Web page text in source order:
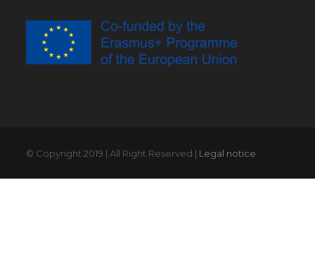
© Copyright 2019 | All Right Reserved | Legal notice